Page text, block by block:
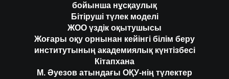
бойынша нұсқаулық
Бітіруші түлек моделі
ЖОО үздік оқытушысы
Жоғары оқу орнынан кейінгі білім беру
институтының академиялық күнтізбесі
Кітапхана
М. Әуезов атындағы ОҚУ-нің түлектер